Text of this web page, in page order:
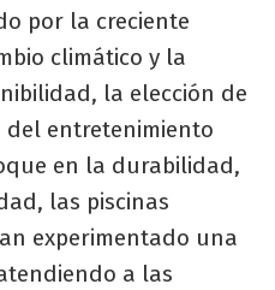
por la creciente
climático y la
la elección de
del entretenimiento
en la durabilidad,
las piscinas
experimentado una
a las